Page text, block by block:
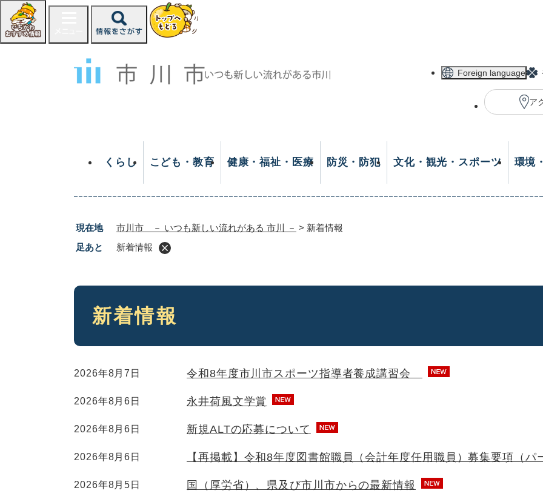
ジ
Foreign language
ア
くらし こども・教育 健康・福祉・医療 防災・防犯 文化・観光・スポーツ 環境
現在地 市川市 － いつも新しい流れがある 市川 － > 新着情報
足あと
新着情報
本
新着情報
2026年8月7日 令和8年度市川市スポーツ指導者養成講習会
2026年8月6日 永井荷風文学賞
2026年8月6日 新規ALTの応募について
2026年8月6日 【再掲載】令和8年度図書館職員（会計年度任用職員）募集要項（パ
2026年8月5日 国（厚労省）、県及び市川市からの最新情報